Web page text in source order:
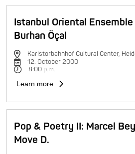
Istanbul Oriental
Burhan Öçal
Karlstorbahnhof Cultural Center,
12. October 2000
8:00 p.m.
Learn more
Pop & Poetry II: Marcel
Move D.